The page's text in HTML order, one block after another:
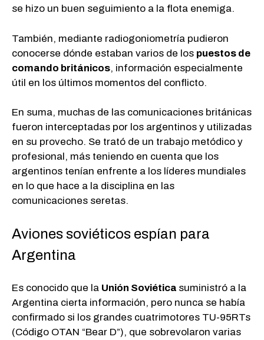
se hizo un buen seguimiento a la flota enemiga.
También, mediante radiogoniometría pudieron
conocerse dónde estaban varios de los puestos de
comando británicos, información especialmente
útil en los últimos momentos del conflicto.
En suma, muchas de las comunicaciones británicas
fueron interceptadas por los argentinos y utilizadas
en su provecho. Se trató de un trabajo metódico y
profesional, más teniendo en cuenta que los
argentinos tenían enfrente a los líderes mundiales
en lo que hace a la disciplina en las
comunicaciones seretas.
Aviones soviéticos espían para
Argentina
Es conocido que la Unión Soviética suministró a la
Argentina cierta información, pero nunca se había
confirmado si los grandes cuatrimotores TU-95RTs
(Código OTAN “Bear D”), que sobrevolaron varias